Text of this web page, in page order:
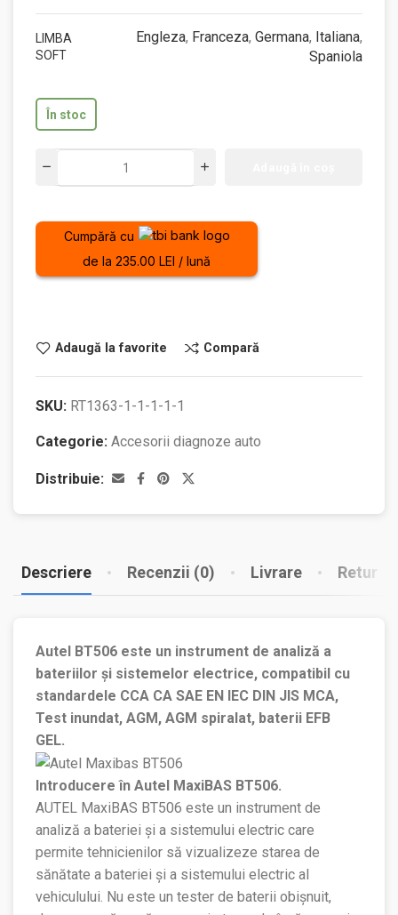
LIMBA
SOFT
Engleza, Franceza, Germana, Italiana,
Spaniola
În stoc
Cumpără cu
de la 235.00 LEI / lună
Adaugă la favorite Compară
SKU: RT1363-1-1-1-1-1
Categorie: Accesorii diagnoze auto
Distribuie:
Descriere Recenzii (0) Livrare Retur
Autel BT506 este un instrument de analiză a
bateriilor și sistemelor electrice, compatibil cu
standardele CCA CA SAE EN IEC DIN JIS MCA,
Test inundat, AGM, AGM spiralat, baterii EFB
GEL.
Introducere în Autel MaxiBAS BT506.
AUTEL MaxiBAS BT506 este un instrument de
analiză a bateriei și a sistemului electric care
permite tehnicienilor să vizualizeze starea de
sănătate a bateriei și a sistemului electric al
vehiculului. Nu este un tester de baterii obișnuit,